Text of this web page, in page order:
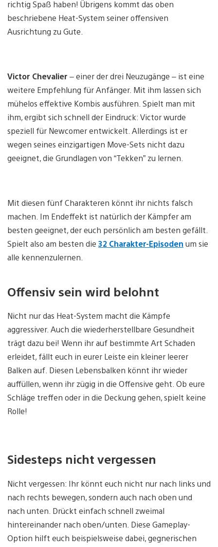
richtig Spaß haben! Übrigens kommt das oben
beschriebene Heat-System seiner offensiven
Ausrichtung zu Gute.
Victor Chevalier – einer der drei Neuzugänge – ist eine
weitere Empfehlung für Anfänger. Mit ihm lassen sich
mühelos effektive Kombis ausführen. Spielt man mit
ihm, ergibt sich schnell der Eindruck: Victor wurde
speziell für Newcomer entwickelt. Allerdings ist er
wegen seines einzigartigen Move-Sets nicht dazu
geeignet, die Grundlagen von “Tekken” zu lernen.
Mit diesen fünf Charakteren könnt ihr nichts falsch
machen. Im Endeffekt ist natürlich der Kämpfer am
besten geeignet, der euch persönlich am besten gefällt.
Spielt also am besten die 32 Charakter-Episoden um sie
alle kennenzulernen.
Offensiv sein wird belohnt
Nicht nur das Heat-System macht die Kämpfe
aggressiver. Auch die wiederherstellbare Gesundheit
trägt dazu bei! Wenn ihr auf bestimmte Art Schaden
erleidet, fällt euch in eurer Leiste ein kleiner leerer
Balken auf. Diesen Lebensbalken könnt ihr wieder
auffüllen, wenn ihr zügig in die Offensive geht. Ob eure
Schläge treffen oder in die Deckung gehen, spielt keine
Rolle!
Sidesteps nicht vergessen
Nicht vergessen: Ihr könnt euch nicht nur nach links und
nach rechts bewegen, sondern auch nach oben und
nach unten. Drückt einfach schnell zweimal
hintereinander nach oben/unten. Diese Gameplay-
Option hilft euch beispielsweise dabei, gegnerischen